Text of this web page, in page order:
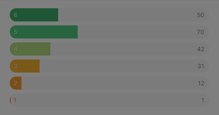
6 50
5 70
4 42
3 31
2 12
1 1